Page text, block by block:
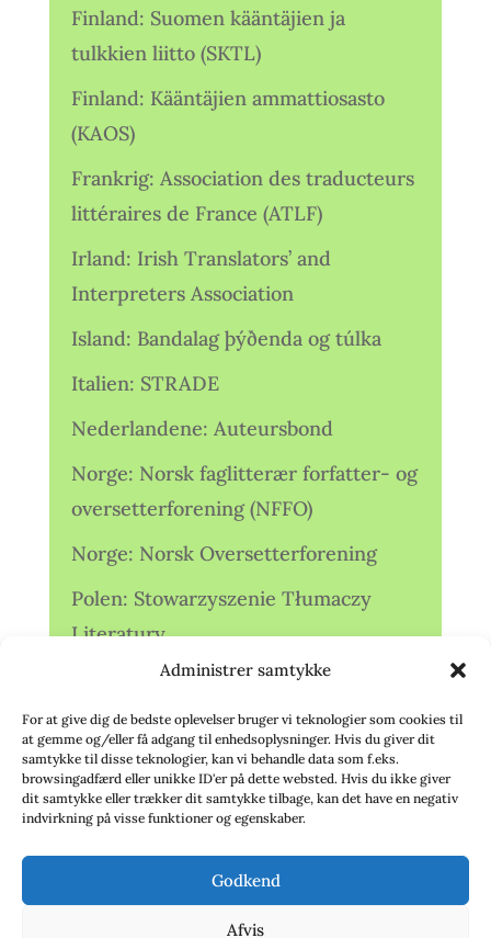
Administrer samtykke
For at give dig de bedste oplevelser bruger vi teknologier som cookies til
at gemme og/eller få adgang til enhedsoplysninger. Hvis du giver dit
samtykke til disse teknologier, kan vi behandle data som f.eks.
browsingadfærd eller unikke ID'er på dette websted. Hvis du ikke giver
dit samtykke eller trækker dit samtykke tilbage, kan det have en negativ
indvirkning på visse funktioner og egenskaber.
Godkend
Afvis
Finland: Suomen kääntäjien ja
tulkkien liitto (SKTL)
Finland: Kääntäjien ammattiosasto
(KAOS)
Frankrig: Association des traducteurs
littéraires de France (ATLF)
Irland: Irish Translators’ and
Interpreters Association
Island: Bandalag þýðenda og túlka
Italien: STRADE
Nederlandene: Auteursbond
Norge: Norsk faglitterær forfatter- og
oversetterforening (NFFO)
Norge: Norsk Oversetterforening
Polen: Stowarzyszenie Tłumaczy
Literatury
Storbritannien: Translators
Association (TA)
Sverige: Översättarsektionen (Ö.)
Sverige: Översättarcentrum (ÖC)
deutschsprachiger Übersetzer (VdÜ)